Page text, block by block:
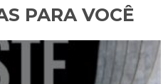
PARA VOCÊ​